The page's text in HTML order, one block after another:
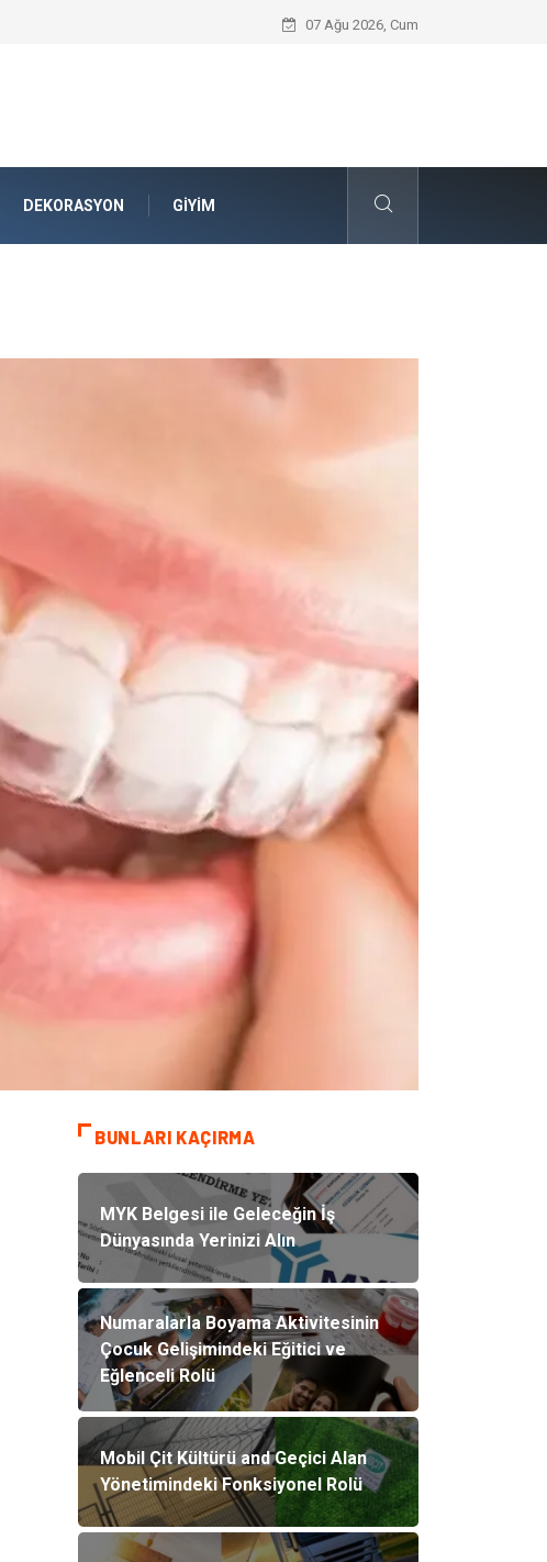
Mobil Çit Kültürü and Geçici Alan
07 Ağu 2026, Cum
DEKORASYON GIYIM
BUNLARI KAÇIRMA
MYK Belgesi ile Geleceğin İş
Dünyasında Yerinizi Alın
Numaralarla Boyama Aktivitesinin
Çocuk Gelişimindeki Eğitici ve
Eğlenceli Rolü
Mobil Çit Kültürü and Geçici Alan
Yönetimindeki Fonksiyonel Rolü